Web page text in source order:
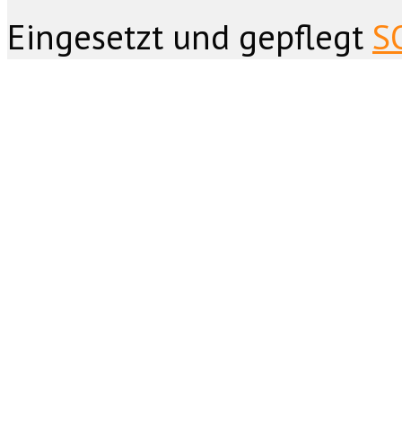
Eingesetzt und gepflegt